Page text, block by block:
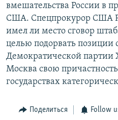
вмешательства России в
США. Спецпрокурор США
имел ли место сговор
целью подорвать позиции
Демократической партии
Москва свою
государствах
Поделиться Follow